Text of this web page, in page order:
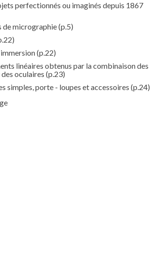
perfectionnés ou imaginés depuis 1867
de micrographie(p.5)
(p.22)
linéaires obtenus par la combinaison des
oculaires (p.23)
simples, porte - loupes et accessoires (p.24)